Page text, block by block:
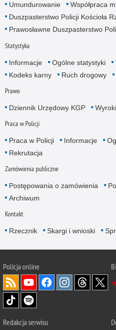
Umundurowanie
Współpraca
Duszpasterstwo Policji Kościoła
Prawosławne Duszpasterstwo
Statystyka
Informacje Ogólne statystyki
Kodeks karny
Ruch drogowy
Prawo
Dziennik Urzędowy KGP
Praca w Policji
Praca w Policji Informacje
Rekrutacja
Zamówienia publiczne
Postępowania o zamówienia
Archiwum
Kontakt
Rzecznik Skargi i wnioski
Policjaonline
Redakcja serwisu